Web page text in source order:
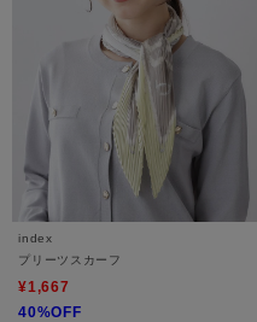
index
プリーツスカーフ
¥1,667
40%OFF